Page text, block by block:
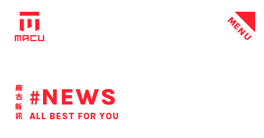
MENU
麻古新訊 #NEWS
ALL BEST FOR YOU